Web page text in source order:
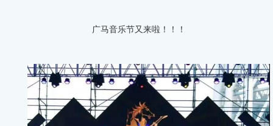
广马音乐节又来啦！！！